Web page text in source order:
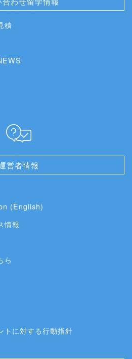
積
営者情報
(English)
情報
ら
トに対する行動指針